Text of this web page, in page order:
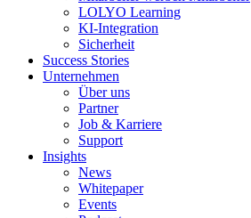
LOLYO Learning
KI-Integration
Sicherheit
Success Stories
Unternehmen
Über uns
Partner
Job & Karriere
Support
Insights
News
Whitepaper
Events